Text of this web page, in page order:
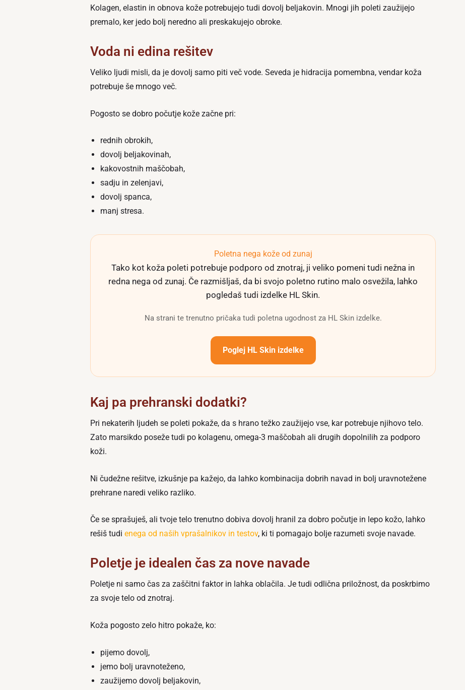
Kolagen, elastin in obnova kože potrebujejo tudi dovolj beljakovin. Mnogi jih poleti zaužijejo
premalo, ker jedo bolj neredno ali preskakujejo obroke.
Voda ni edina rešitev
Veliko ljudi misli, da je dovolj samo piti več vode. Seveda je hidracija pomembna, vendar koža
potrebuje še mnogo več.
Pogosto se dobro počutje kože začne pri:
rednih obrokih,
dovolj beljakovinah,
kakovostnih maščobah,
sadju in zelenjavi,
dovolj spanca,
manj stresa.
Poletna nega kože od zunaj
Tako kot koža poleti potrebuje podporo od znotraj, ji veliko pomeni tudi nežna in
redna nega od zunaj. Če razmišljaš, da bi svojo poletno rutino malo osvežila, lahko
pogledaš tudi izdelke HL Skin.
Na strani te trenutno pričaka tudi poletna ugodnost za HL Skin izdelke.
Poglej HL Skin izdelke
Kaj pa prehranski dodatki?
Pri nekaterih ljudeh se poleti pokaže, da s hrano težko zaužijejo vse, kar potrebuje njihovo telo.
Zato marsikdo poseže tudi po kolagenu, omega-3 maščobah ali drugih dopolnilih za podporo
koži.
Ni čudežne rešitve, izkušnje pa kažejo, da lahko kombinacija dobrih navad in bolj uravnotežene
prehrane naredi veliko razliko.
Če se sprašuješ, ali tvoje telo trenutno dobiva dovolj hranil za dobro počutje in lepo kožo, lahko
rešiš tudi enega od naših vprašalnikov in testov, ki ti pomagajo bolje razumeti svoje navade.
Poletje je idealen čas za nove navade
Poletje ni samo čas za zaščitni faktor in lahka oblačila. Je tudi odlična priložnost, da poskrbimo
za svoje telo od znotraj.
Koža pogosto zelo hitro pokaže, ko:
pijemo dovolj,
jemo bolj uravnoteženo,
zaužijemo dovolj beljakovin,